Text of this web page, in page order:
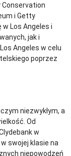
i Getty
Los Angeles i
jak i
Angeles w celu
poprzez
niezwykłym, a
Od
w
swojej klasie na
niepowodzeń